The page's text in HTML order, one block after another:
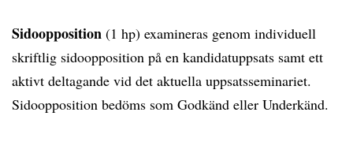
Sidoopposition (1 hp) examineras genom individuell
skriftlig sidoopposition på en kandidatuppsats samt ett
aktivt deltagande vid det aktuella uppsatsseminariet.
Sidoopposition bedöms som Godkänd eller Underkänd.